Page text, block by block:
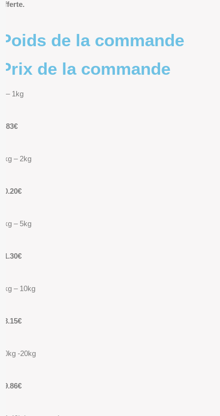
offerte.
Poids de la commande
Prix de la commande
0 – 1kg
9.83€
1kg – 2kg
10.20€
2kg – 5kg
11.30€
5kg – 10kg
13.15€
10kg -20kg
19.86€